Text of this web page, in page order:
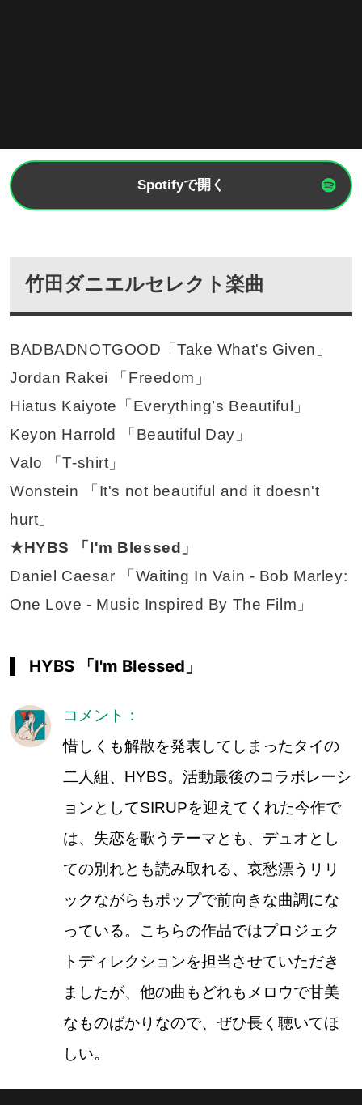
Spotifyで開く
竹田ダニエルセレクト楽曲
BADBADNOTGOOD「Take What's Given」
Jordan Rakei 「Freedom」
Hiatus Kaiyote「Everything’s Beautiful」
Keyon Harrold 「Beautiful Day」
Valo 「T-shirt」
Wonstein 「It's not beautiful and it doesn't
hurt」
★HYBS 「I'm Blessed」
Daniel Caesar 「Waiting In Vain - Bob Marley:
One Love - Music Inspired By The Film」
HYBS 「I'm Blessed」
コメント：
惜しくも解散を発表してしまったタイの
二人組、HYBS。活動最後のコラボレーシ
ョンとしてSIRUPを迎えてくれた今作で
は、失恋を歌うテーマとも、デュオとし
ての別れとも読み取れる、哀愁漂うリリ
ックながらもポップで前向きな曲調にな
っている。こちらの作品ではプロジェク
トディレクションを担当させていただき
ましたが、他の曲もどれもメロウで甘美
なものばかりなので、ぜひ長く聴いてほ
しい。